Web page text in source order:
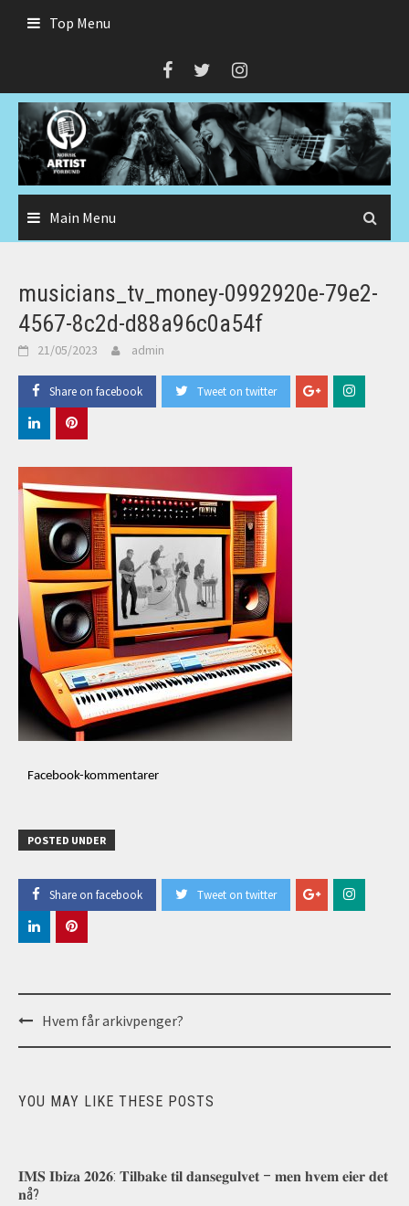
Top Menu
Main Menu
musicians_tv_money-0992920e-79e2-
4567-8c2d-d88a96c0a54f
21/05/2023 admin
Share on facebook Tweet on twitter
Facebook-kommentarer
POSTED UNDER
Share on facebook Tweet on twitter
Post
navigation
Hvem får arkivpenger?
YOU MAY LIKE THESE POSTS
𝐈𝐌𝐒 𝐈𝐛𝐢𝐳𝐚 𝟐𝟎𝟐𝟔: 𝐓𝐢𝐥𝐛𝐚𝐤𝐞 𝐭𝐢𝐥 𝐝𝐚𝐧𝐬𝐞𝐠𝐮𝐥𝐯𝐞𝐭 – 𝐦𝐞𝐧 𝐡𝐯𝐞𝐦 𝐞𝐢𝐞𝐫 𝐝𝐞𝐭
𝐧å?